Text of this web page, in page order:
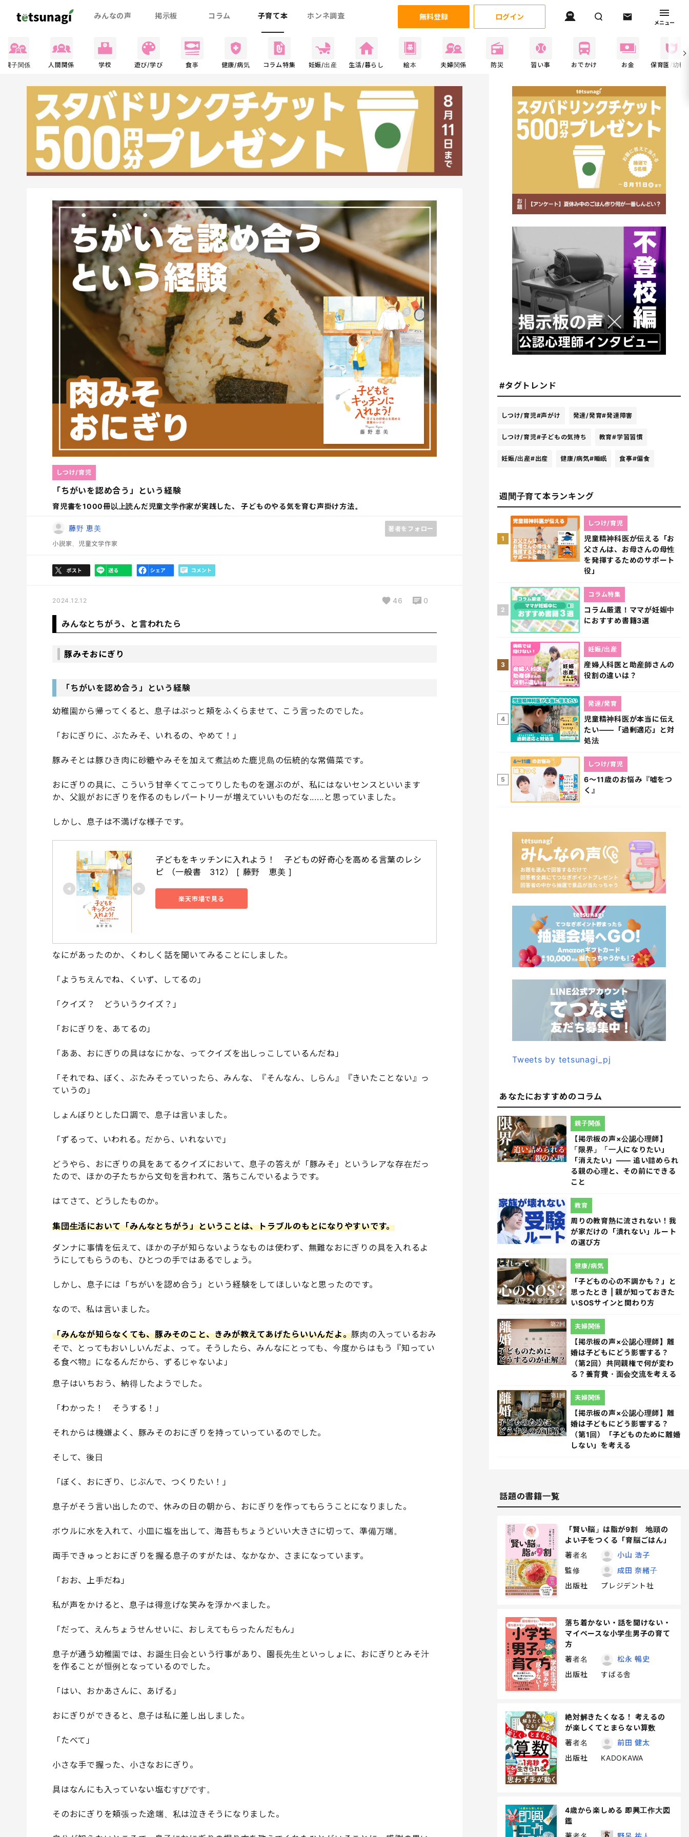
みんなの声 掲示板 コラム 子育て本 ホンネ調査 無料登録 ログイン
メニュー
親子関係 人間関係 学校 遊び/学び 食事 健康/病気 コラム特集 妊娠/出産 生活/暮らし 絵本 夫婦関係 防災 習い事 おでかけ お金 保育園/幼稚
「ちがいを認め合う」という経験
育児書を1000冊以上読んだ児童文学作家が実践した、 子どものやる気を育む声掛け方法。
しつけ/育児
藤野 恵美
著者をフォロー
小説家、児童文学作家
2024.12.12 46 0
みんなとちがう、と言われたら
豚みそおにぎり
「ちがいを認め合う」という経験
幼稚園から帰ってくると、息子はぷっと頬をふくらませて、こう言ったのでした。
「おにぎりに、ぶたみそ、いれるの、やめて！」
豚みそとは豚ひき肉に砂糖やみそを加えて煮詰めた鹿児島の伝統的な常備菜です。
おにぎりの具に、こういう甘辛くてこってりしたものを選ぶのが、私にはないセンスといいます
か、父親がおにぎりを作るのもレパートリーが増えていいものだな......と思っていました。
しかし、息子は不満げな様子です。
子どもをキッチンに入れよう！　子どもの好奇心を高める言葉のレシ
ピ （一般書　312） [ 藤野　恵美 ]
楽天市場で見る
なにがあったのか、くわしく話を聞いてみることにしました。
「ようちえんでね、くいず、してるの」
「クイズ？ どういうクイズ？」
「おにぎりを、あてるの」
「ああ、おにぎりの具はなにかな、ってクイズを出しっこしているんだね」
「それでね、ぼく、ぶたみそっていったら、みんな、『そんなん、しらん』『きいたことない』っ
ていうの」
しょんぼりとした口調で、息子は言いました。
「ずるって、いわれる。だから、いれないで」
どうやら、おにぎりの具をあてるクイズにおいて、息子の答えが「豚みそ」というレアな存在だっ
たので、ほかの子たちから文句を言われて、落ちこんでいるようです。
はてさて、どうしたものか。
集団生活において「みんなとちがう」ということは、トラブルのもとになりやすいです。
ダンナに事情を伝えて、ほかの子が知らないようなものは使わず、無難なおにぎりの具を入れるよ
うにしてもらうのも、ひとつの手ではあるでしょう。
しかし、息子には「ちがいを認め合う」という経験をしてほしいなと思ったのです。
なので、私は言いました。
「みんなが知らなくても、豚みそのこと、きみが教えてあげたらいいんだよ。豚肉の入っているおみ
そで、とってもおいしいんだよ、って。そうしたら、みんなにとっても、今度からはもう『知ってい
る食べ物』になるんだから、ずるじゃないよ」
息子はいちおう、納得したようでした。
「わかった！ そうする！」
それからは機嫌よく、豚みそのおにぎりを持っていっているのでした。
そして、後日
「ぼく、おにぎり、じぶんで、つくりたい！」
息子がそう言い出したので、休みの日の朝から、おにぎりを作ってもらうことになりました。
ボウルに水を入れて、小皿に塩を出して、海苔もちょうどいい大きさに切って、準備万端。
両手できゅっとおにぎりを握る息子のすがたは、なかなか、さまになっています。
「おお、上手だね」
私が声をかけると、息子は得意げな笑みを浮かべました。
「だって、えんちょうせんせいに、おしえてもらったんだもん」
息子が通う幼稚園では、お誕生日会という行事があり、園長先生といっしょに、おにぎりとみそ汁
を作ることが恒例となっているのでした。
「はい、おかあさんに、あげる」
おにぎりができると、息子は私に差し出しました。
「たべて」
小さな手で握った、小さなおにぎり。
具はなんにも入っていない塩むすびです。
そのおにぎりを頬張った途端、私は泣きそうになりました。
#タグトレンド
しつけ/育児#声がけ 発達/発育#発達障害
しつけ/育児#子どもの気持ち 教育#学習習慣
妊娠/出産#出産 健康/病気#睡眠 食事#偏食
週間子育て本ランキング
1
児童精神科医が伝える「お
父さんは、お母さんの母性
を発揮するためのサポート
役」
しつけ/育児
2
コラム厳選！ママが妊娠中
におすすめ書籍3選
コラム特集
3
産婦人科医と助産師さんの
役割の違いは？
妊娠/出産
4
児童精神科医が本当に伝え
たい――「過剰適応」と対
処法
発達/発育
5
6～11歳のお悩み『嘘をつ
く』
しつけ/育児
Tweets by tetsunagi_pj
あなたにおすすめのコラム
【掲示板の声×公認心理師】
「限界」「一人になりたい」
「消えたい」―― 追い詰められ
る親の心理と、その前にできる
こと
親子関係
周りの教育熱に流されない！我
が家だけの「潰れない」ルート
の選び方
教育
「子どもの心の不調かも？」と
思ったとき | 親が知っておきた
いSOSサインと関わり方
健康/病気
【掲示板の声×公認心理師】離
婚は子どもにどう影響する？
（第2回）共同親権で何が変わ
る？養育費・面会交流を考える
夫婦関係
【掲示板の声×公認心理師】離
婚は子どもにどう影響する？
（第1回）「子どものために離婚
しない」を考える
夫婦関係
話題の書籍一覧
「賢い脳」は脂が9割 地頭の
よい子をつくる「育脳ごはん」
著者名
小山 浩子
監修
成田 奈緒子
出版社
プレジデント社
落ち着かない・話を聞けない・
マイペースな小学生男子の育て
方
著者名
松永 暢史
出版社
すばる舎
絶対解きたくなる！ 考えるの
が楽しくてとまらない算数
著者名
前田 健太
出版社
KADOKAWA
4歳から楽しめる 即興工作大図
鑑